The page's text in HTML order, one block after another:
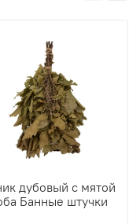
дубовый с мятой
Банные штучки